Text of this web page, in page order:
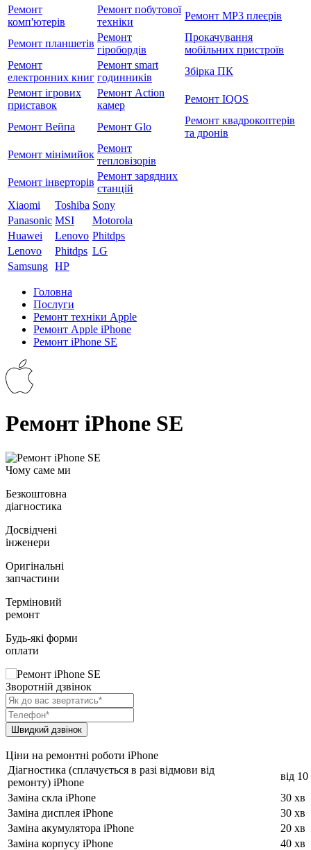
Ремонт
комп'ютерів
Ремонт побутової
техніки
Ремонт MP3 плеєрів
Ремонт планшетів
Ремонт
гіробордів
Прокачування
мобільних пристроїв
Ремонт
електронних книг
Ремонт smart
годинників
Збірка ПК
Ремонт ігрових
приставок
Ремонт Action
камер
Ремонт IQOS
Ремонт Вейпа Ремонт Glo
Ремонт квадрокоптерів
та дронів
Ремонт мiнiмийок
Ремонт
тепловізорів
Ремонт інверторів
Ремонт зарядних
станцій
Xiaomi
Toshiba Sony
Panasonic MSI
Motorola
Huawei
Lenovo Phitdps
Lenovo
Phitdps LG
Samsung HP
Головна
Послуги
Ремонт техніки Apple
Ремонт Apple iPhone
Ремонт iPhone SE
Ремонт iPhone SE
Чому саме ми
Безкоштовна
діагностика
Досвідчені
інженери
Оригінальні
запчастини
Терміновий
ремонт
Будь-які форми
оплати
Зворотній дзвінок
Ціни на ремонтні роботи iPhone
Діагностика (сплачується в разі відмови від
ремонту) iPhone
від
Заміна скла iPhone
30 хв
Заміна дисплея iPhone
30 хв
Заміна акумулятора iPhone
20 хв
Заміна корпусу iPhone
40 хв